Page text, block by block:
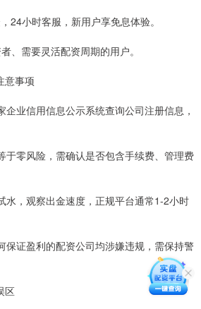
24小时客服，新用户享免息体验。
、需要灵活配资周期的用户。
意事项
企业信用信息公示系统查询公司注册信息，
于零风险，需确认是否包含手续费、管理费
水，观察出金速度，正规平台通常1-2小时
保证盈利的配资公司均涉嫌违规，需保持警
区